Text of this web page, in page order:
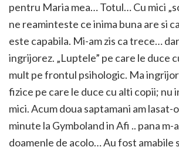
pentru Maria mea… Totul… Cu mici
ne reaminteste ce inima buna are si
este capabila. Mi-am zis ca trece…
ingrijorez. „Luptele” pe care le duce
mult pe frontul psihologic. Ma
fizice pe care le duce cu alti copii; nu
mici. Acum doua saptamani am lasat-
minute la Gymboland in Afi .. pana m-
doamenle de acolo… Au fost amabile